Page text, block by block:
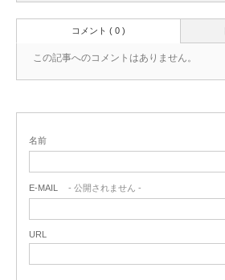
コメント ( 0 )
この記事へのコメントはありません。
名前
E-MAIL - 公開されません -
URL